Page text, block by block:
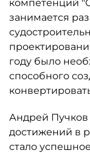
компетенций
занимается
году было
способного
Андрей Пучков
достижений в
стало